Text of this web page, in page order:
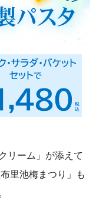
リーム」が添えて
里池梅まつり」も